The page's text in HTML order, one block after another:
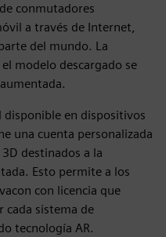
conmutadores
a través de Internet,
del mundo. La
modelo descargado se
disponible en dispositivos
una cuenta personalizada
destinados a la
Esto permite a los
con licencia que
cada sistema de
tecnología AR.